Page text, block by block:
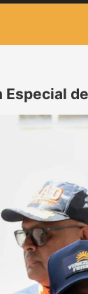
Especial